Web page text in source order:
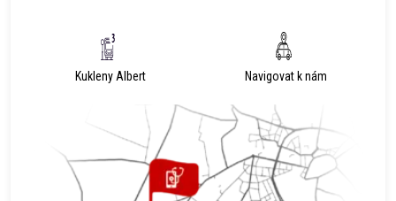
Kukleny Albert Navigovat k nám